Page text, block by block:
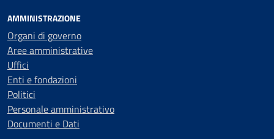
AMMINISTRAZIONE
Organi di governo
Aree amministrative
Uffici
Enti e fondazioni
Politici
Personale amministrativo
Documenti e Dati